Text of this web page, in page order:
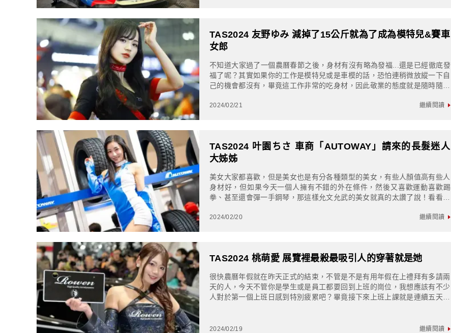
TAS2024 友野ゆみ 減掉了15公斤就為了成為模特兒&賽車
女郎
不知道大家過了一個農曆春節之後，身材有沒有略為發福...還是已經徹底發
福了呢？其實如果你的工作是模特兒或是車模的話，恐怕連稍微放縱一下自
己的機會都沒有，畢竟這工作非常的吃身材，因此敬業的態度就是隨時隨地
2024/02/21 繼續閱讀
TAS2024 叶園ちさ 車商「AUTOWAY」請來的長髮迷人
大姊姊
美女大家都喜歡，但是美女也是有分各種類型的美女，有些人顏值高有些人
身材好，但如果今天一個人擁有不錯的外在條件，然後又喜歡運動喜歡踢
拳、甚至還會彈一手鋼琴，那這樣允文允武的美女就真的太讚了說！看看我
2024/02/20 繼續閱讀
TAS2024 桃萌愛 展覽裡最殺最吸引人的穿著就是她
很快農曆年假就在昨天正式的結束，不管是不是有用年假在上禮拜有多請兩
天的人，今天不管你是學生或是員工都要回到上班的崗位，我想應該有不少
人對於第一個上班日感到特別疲累吧？畢竟接下來上班上課就是連續五天才
2024/02/19 繼續閱讀